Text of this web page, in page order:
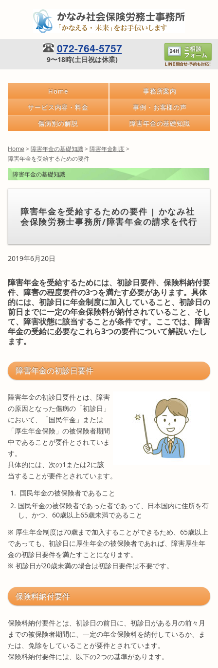
072-764-5757
9〜18時(土日祝は休業)
Home
事務所案内
サービス内容・料金
事例・お客様の声
傷病別の解説
障害年金の基礎知識
Home > 障害年金の基礎知識> 障害年金制度>
障害年金を受給するための要件
障害年金の基礎知識
障害年金を受給するための要件 | かなみ社
会保険労務士事務所/障害年金の請求を代行
2019年6月20日
障害年金を受給するためには、初診日要件、保険料納付要
件、障害の程度要件の3つを満たす必要があります。具体
的には、初診日に年金制度に加入していること、初診日の
前日までに一定の年金保険料が納付されていること、そし
て、障害状態に該当することが条件です。ここでは、障害
年金の受給に必要なこれら3つの要件について解説いたし
ます。
障害年金の初診日要件
障害年金の初診日要件とは、障害
の原因となった傷病の「初診日」
において、「国民年金」または
「厚生年金保険」の被保険者期間
中であることが要件とされていま
す。
具体的には、次の1または2に該
当することが要件とされています。
国民年金の被保険者であること
国民年金の被保険者であった者であって、日本国内に住所を有
し、かつ、60歳以上65歳未満であること
※ 厚生年金制度は70歳まで加入することができるため、65歳以上
であっても、初診日に厚生年金の被保険者であれば、障害厚生年
金の初診日要件を満たすことになります。
※ 初診日が20歳未満の場合は初診日要件は不要です。
保険料納付要件
保険料納付要件とは、初診日の前日に、初診日がある月の前々月
までの被保険者期間に、一定の年金保険料を納付しているか、ま
たは、免除をしていることが要件とされています。
保険料納付要件には、以下の2つの基準があります。